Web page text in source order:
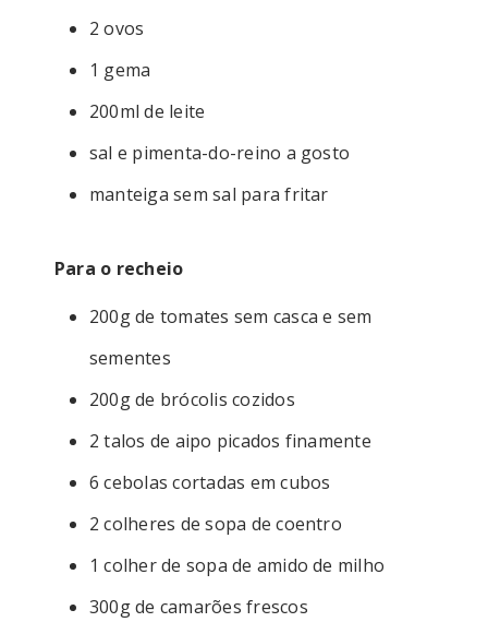
2 ovos
1 gema
200ml de leite
sal e pimenta-do-reino a gosto
manteiga sem sal para fritar
Para o recheio
200g de tomates sem casca e sem
sementes
200g de brócolis cozidos
2 talos de aipo picados finamente
6 cebolas cortadas em cubos
2 colheres de sopa de coentro
1 colher de sopa de amido de milho
300g de camarões frescos